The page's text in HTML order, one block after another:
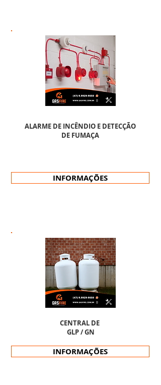
ALARME DE INCÊNDIO E DETECÇÃO
DE FUMAÇA
INFORMAÇÕES
INFORMAÇÕES
CENTRAL DE
GLP / GN